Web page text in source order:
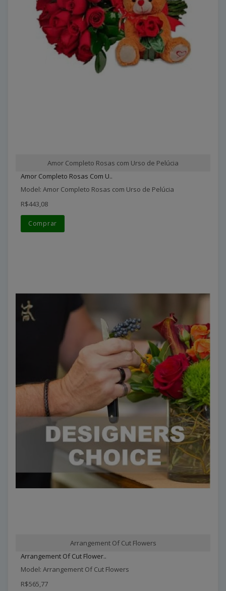
Amor Completo Rosas com Urso de Pelúcia
Amor Completo Rosas Com U..
Model: Amor Completo Rosas com Urso de Pelúcia
R$443,08
Comprar
Arrangement Of Cut Flowers
Arrangement Of Cut Flower..
Model: Arrangement Of Cut Flowers
R$565,77